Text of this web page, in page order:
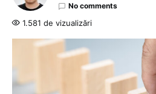
No comments
1.581 de vizualizări